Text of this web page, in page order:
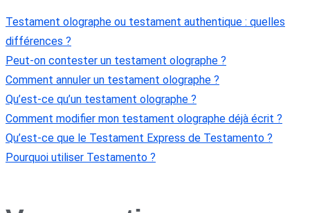
Testament olographe ou testament authentique : quelles
différences ?
Peut-on contester un testament olographe ?
Comment annuler un testament olographe ?
Qu’est-ce qu’un testament olographe ?
Comment modifier mon testament olographe déjà écrit ?
Qu’est-ce que le Testament Express de Testamento ?
Pourquoi utiliser Testamento ?